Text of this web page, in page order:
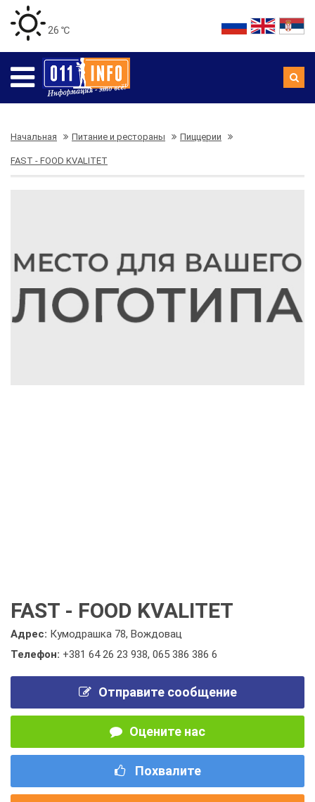
26 ℃
Начальная Питание и рестораны Пиццерии
FAST - FOOD KVALITET
FAST - FOOD KVALITET
Адрес: Кумодрашка 78, Вождовац
Телефон: +381 64 26 23 938, 065 386 386 6
Отправите сообщение
Оцените нас
Похвалите